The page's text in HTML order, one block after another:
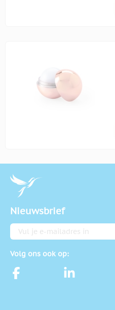
Nieuwsbrief
E-mailadres
Volg ons ook op: